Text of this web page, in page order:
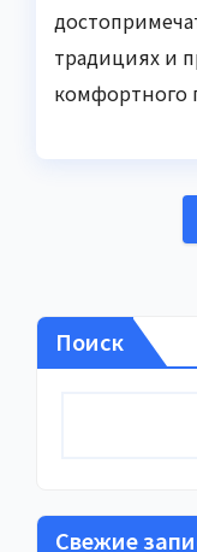
традициях и
комфортного
Поиск
Свежие